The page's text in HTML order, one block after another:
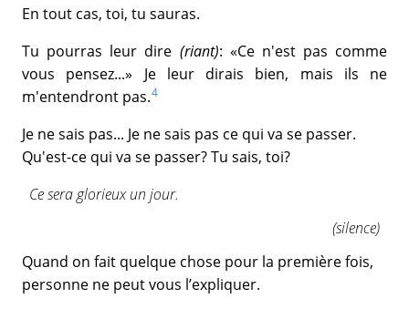
En tout cas, toi, tu sauras.
Tu pourras leur dire (riant): «Ce n'est pas comme
vous pensez...» Je leur dirais bien, mais ils ne
m'entendront pas.4
Je ne sais pas... Je ne sais pas ce qui va se passer.
Qu'est-ce qui va se passer? Tu sais, toi?
Ce sera glorieux un jour.
(silence)
Quand on fait quelque chose pour la première fois,
personne ne peut vous l’expliquer.